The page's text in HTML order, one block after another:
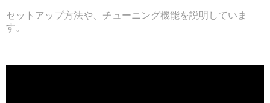
セットアップ方法や、チューニング機能を説明していま
す。